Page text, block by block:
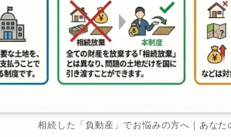
相続した「負動産」でお悩みの方へ｜あな